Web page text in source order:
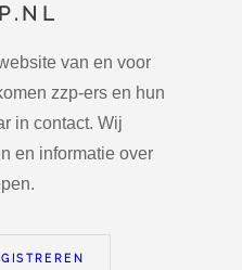
van en voor
zzp-ers en hun
in contact. Wij
en informatie over